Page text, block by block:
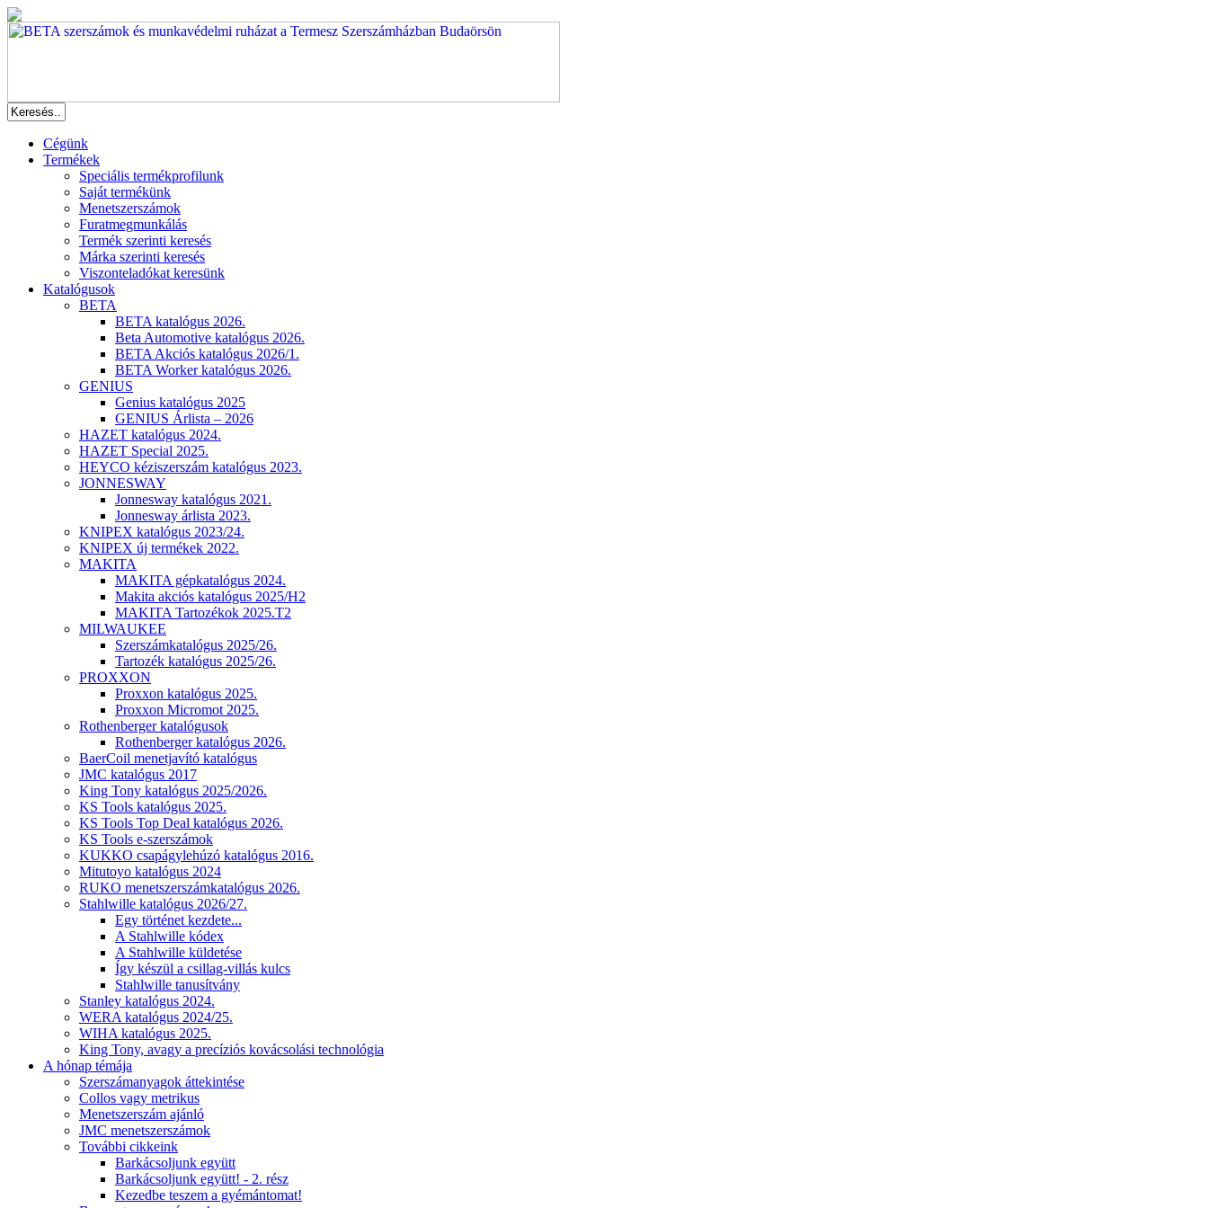
Cégünk
Termékek
Speciális termékprofilunk
Saját termékünk
Menetszerszámok
Furatmegmunkálás
Termék szerinti keresés
Márka szerinti keresés
Viszonteladókat keresünk
Katalógusok
BETA
BETA katalógus 2026.
Beta Automotive katalógus 2026.
BETA Akciós katalógus 2026/1.
BETA Worker katalógus 2026.
GENIUS
Genius katalógus 2025
GENIUS Árlista – 2026
HAZET katalógus 2024.
HAZET Special 2025.
HEYCO kéziszerszám katalógus 2023.
JONNESWAY
Jonnesway katalógus 2021.
Jonnesway árlista 2023.
KNIPEX katalógus 2023/24.
KNIPEX új termékek 2022.
MAKITA
MAKITA gépkatalógus 2024.
Makita akciós katalógus 2025/H2
MAKITA Tartozékok 2025.T2
MILWAUKEE
Szerszámkatalógus 2025/26.
Tartozék katalógus 2025/26.
PROXXON
Proxxon katalógus 2025.
Proxxon Micromot 2025.
Rothenberger katalógusok
Rothenberger katalógus 2026.
BaerCoil menetjavító katalógus
JMC katalógus 2017
King Tony katalógus 2025/2026.
KS Tools katalógus 2025.
KS Tools Top Deal katalógus 2026.
KS Tools e-szerszámok
KUKKO csapágylehúzó katalógus 2016.
Mitutoyo katalógus 2024
RUKO menetszerszámkatalógus 2026.
Stahlwille katalógus 2026/27.
Egy történet kezdete...
A Stahlwille kódex
A Stahlwille küldetése
Így készül a csillag-villás kulcs
Stahlwille tanusítvány
Stanley katalógus 2024.
WERA katalógus 2024/25.
WIHA katalógus 2025.
King Tony, avagy a precíziós kovácsolási technológia
A hónap témája
Szerszámanyagok áttekintése
Collos vagy metrikus
Menetszerszám ajánló
JMC menetszerszámok
További cikkeink
Barkácsoljunk együtt
Barkácsoljunk együtt! - 2. rész
Kezedbe teszem a gyémántomat!